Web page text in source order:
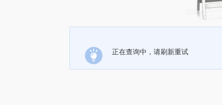
正在查询中，请刷新重试